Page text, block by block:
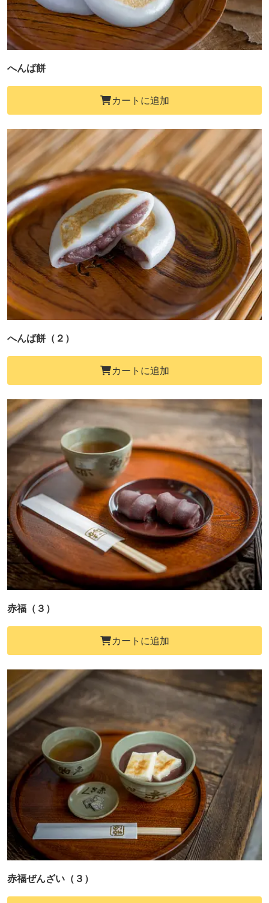
へんば餅
カートに追加
へんば餅（２）
カートに追加
赤福（３）
カートに追加
赤福ぜんざい（３）